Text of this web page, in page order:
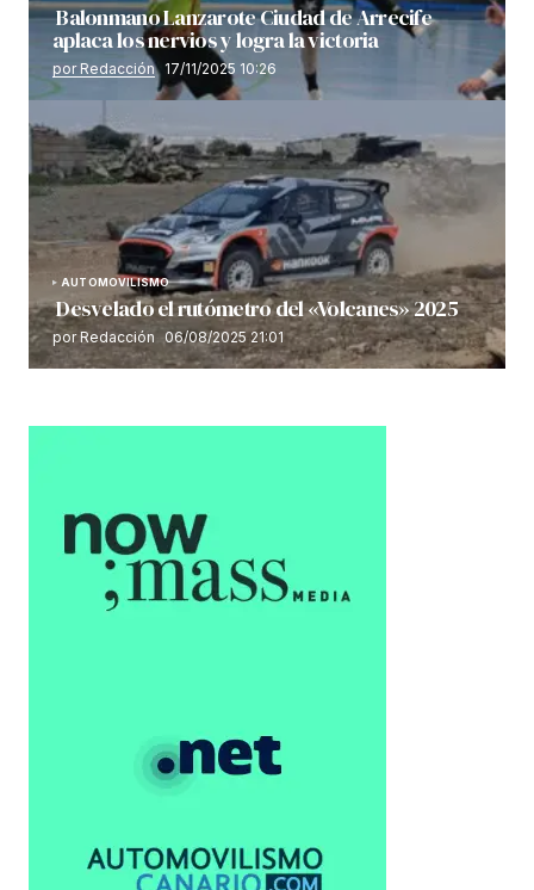
Balonmano Lanzarote Ciudad de Arrecife
aplaca los nervios y logra la victoria
por Redacción 17/11/2025 10:26
AUTOMOVILISMO
Desvelado el rutómetro del «Volcanes» 2025
por Redacción 06/08/2025 21:01